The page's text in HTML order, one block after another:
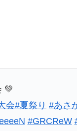
💚
会#夏祭り #あさ
#GRCReW